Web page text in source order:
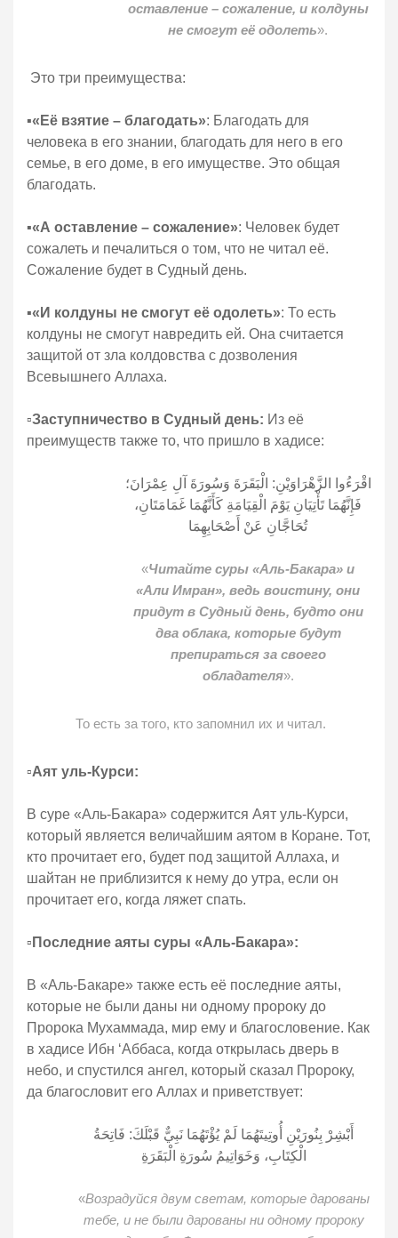
оставление – сожаление, и колдуны
не смогут её одолеть».
Это три преимущества:
▪️«Её взятие – благодать»: Благодать для
человека в его знании, благодать для него в его
семье, в его доме, в его имуществе. Это общая
благодать.
▪️«А оставление – сожаление»: Человек будет
сожалеть и печалиться о том, что не читал её.
Сожаление будет в Судный день.
▪️«И колдуны не смогут её одолеть»: То есть
колдуны не смогут навредить ей. Она считается
защитой от зла колдовства с дозволения
Всевышнего Аллаха.
▫️Заступничество в Судный день: Из её
преимуществ также то, что пришло в хадисе:
اقْرَءُوا الزَّهْرَاوَيْنِ: الْبَقَرَةَ وَسُورَةَ آلِ عِمْرَانَ؛
فَإِنَّهُمَا تَأْتِيَانِ يَوْمَ الْقِيَامَةِ كَأَنَّهُمَا غَمَامَتَانِ،
تُحَاجَّانِ عَنْ أَصْحَابِهِمَا
«Читайте суры «Аль-Бакара» и
«Али Имран», ведь воистину, они
придут в Судный день, будто они
два облака, которые будут
препираться за своего
обладателя».
То есть за того, кто запомнил их и читал.
▫️Аят уль-Курси:
В суре «Аль-Бакара» содержится Аят уль-Курси,
который является величайшим аятом в Коране. Тот,
кто прочитает его, будет под защитой Аллаха, и
шайтан не приблизится к нему до утра, если он
прочитает его, когда ляжет спать.
▫️ Последние аяты суры «Аль-Бакара»:
В «Аль-Бакаре» также есть её последние аяты,
которые не были даны ни одному пророку до
Пророка Мухаммада, мир ему и благословение. Как
в хадисе Ибн ‘Аббаса, когда открылась дверь в
небо, и спустился ангел, который сказал Пророку,
да благословит его Аллах и приветствует:
أَبْشِرْ بِنُورَيْنِ أُوتِيتَهُمَا لَمْ يُؤْتَهُمَا نَبِيٌّ قَبْلَكَ: فَاتِحَةُ
الْكِتَابِ، وَخَوَاتِيمُ سُورَةِ الْبَقَرَةِ
«Возрадуйся двум светам, которые дарованы
тебе, и не были дарованы ни одному пророку